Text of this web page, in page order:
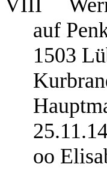
VIII
auf
1503
oo